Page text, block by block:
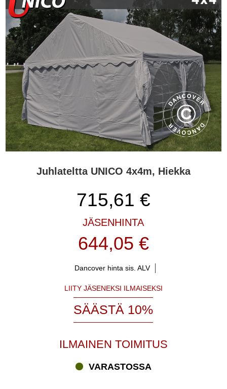
Juhlateltta UNICO 4x4m, Hiekka
715,61 €
JÄSENHINTA
644,05 €
Dancover hinta sis. ALV
LIITY JÄSENEKSI ILMAISEKSI
SÄÄSTÄ 10%
ILMAINEN TOIMITUS
VARASTOSSA